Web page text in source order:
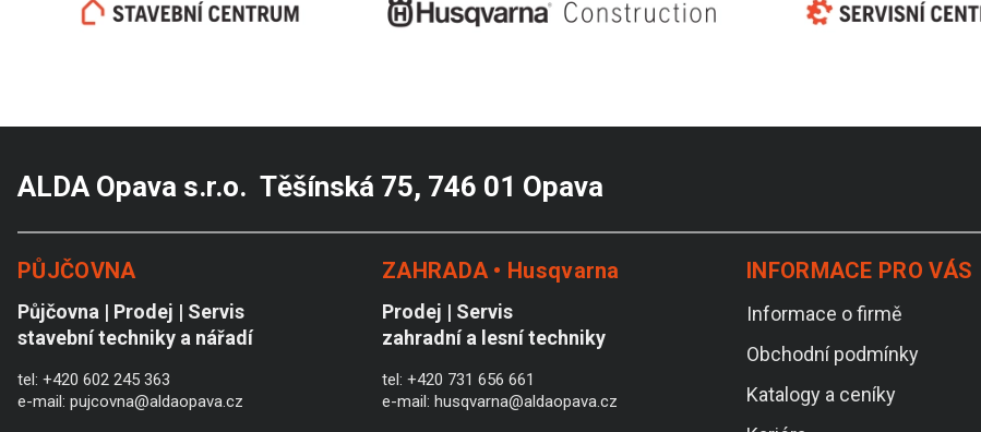
ALDA Opava s.r.o. Těšínská 75, 746 01 Opava
PŮJČOVNA
Půjčovna | Prodej | Servis
stavební techniky a nářadí
tel: +420 602 245 363
e-mail: pujcovna@aldaopava.cz
ZAHRADA • Husqvarna
Prodej | Servis
zahradní a lesní techniky
tel: +420 731 656 661
e-mail: husqvarna@aldaopava.cz
INFORMACE PRO VÁS
Informace o firmě
Obchodní podmínky
Katalogy a ceníky